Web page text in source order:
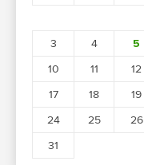
3
4 5
10
11 12
17
18 19
24
25 26
31